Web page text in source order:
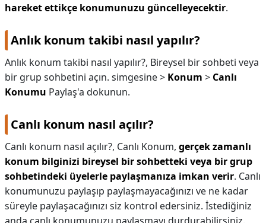
hareket ettikçe konumunuzu güncelleyecektir.
Anlık konum takibi nasıl yapılır?
Anlık konum takibi nasıl yapılır?, Bireysel bir sohbeti veya
bir grup sohbetini açın. simgesine > Konum > Canlı
Konumu Paylaş'a dokunun.
Canlı konum nasıl açılır?
Canlı konum nasıl açılır?, Canlı Konum, gerçek zamanlı
konum bilginizi bireysel bir sohbetteki veya bir grup
sohbetindeki üyelerle paylaşmanıza imkan verir. Canlı
konumunuzu paylaşıp paylaşmayacağınızı ve ne kadar
süreyle paylaşacağınızı siz kontrol edersiniz. İstediğiniz